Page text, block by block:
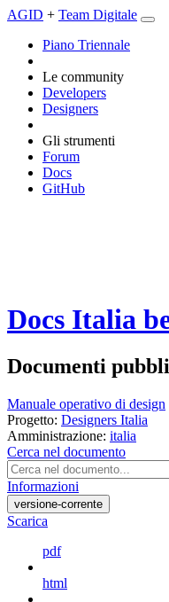
AGID + Team Digitale
Piano Triennale
Le community
Developers
Designers
Gli strumenti
Forum
Docs
GitHub
Docs Italia
Documenti
Manuale operativo di design
Progetto: Designers Italia
Amministrazione: italia
Cerca nel documento
Informazioni
versione-corrente
Scarica
pdf
html